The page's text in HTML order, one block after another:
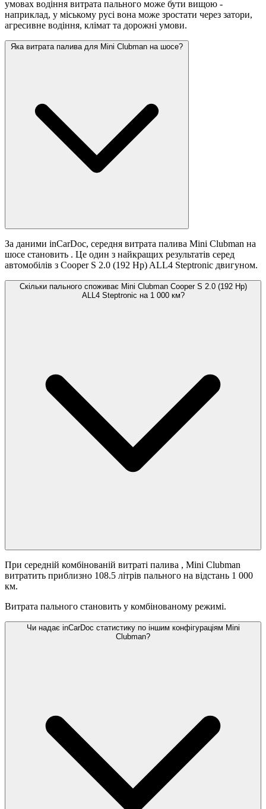
умовах водіння витрата пального може бути вищою -
наприклад, у міському русі вона може зростати через затори,
агресивне водіння, клімат та дорожні умови.
Яка витрата палива для Mini Clubman на шосе?
За даними inCarDoc, середня витрата палива Mini Clubman на
шосе становить . Це один з найкращих результатів серед
автомобілів з Cooper S 2.0 (192 Hp) ALL4 Steptronic двигуном.
Скільки пального споживає Mini Clubman Cooper S 2.0 (192 Hp)
ALL4 Steptronic на 1 000 км?
При середній комбінованій витраті палива , Mini Clubman
витратить приблизно 108.5 літрів пального на відстань 1 000
км.
Витрата пального становить у комбінованому режимі.
Чи надає inCarDoc статистику по іншим конфігураціям Mini
Clubman?